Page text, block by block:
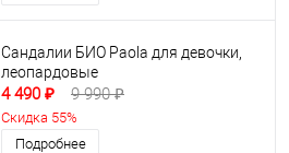
Сандалии БИО Paola для девочки,
леопардовые
4 490 ₽ 9 990 ₽
Скидка 55%
Подробнее